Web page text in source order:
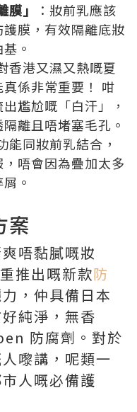
」
：妝前乳應該
膜，有效隔離底妝
。
香港又濕又熱嘅夏
係非常重要！ 咁
尷尬嘅「白汗」，
離且唔堵塞毛孔。
能同妝前乳結合，
唔會因為疊加太多
。
案
唔黏膩嘅妝
推出嘅新款防
，仲具備日本
純淨，無香
防腐劑。對於
嚟講，呢類一
人嘅必備護